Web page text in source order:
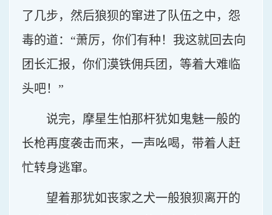
了几步，然后狼狈的窜进了队伍之中，怨
毒的道：“萧厉，你们有种！我这就回去向
团长汇报，你们漠铁佣兵团，等着大难临
头吧！”
说完，摩星生怕那杆犹如鬼魅一般的
长枪再度袭击而来，一声吆喝，带着人赶
忙转身逃窜。
望着那犹如丧家之犬一般狼狈离开的